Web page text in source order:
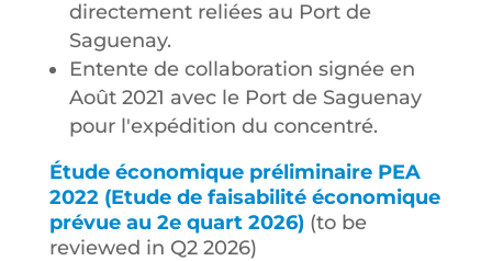
directement reliées au Port de
Saguenay.
Entente de collaboration signée en
Août 2021 avec le Port de Saguenay
pour l'expédition du concentré.
Étude économique préliminaire PEA
2022 (Etude de faisabilité économique
prévue au 2e quart 2026) (to be
reviewed in Q2 2026)